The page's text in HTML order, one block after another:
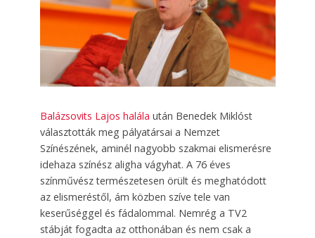
Balázsovits Lajos halála után Benedek Miklóst
választották meg pályatársai a Nemzet
Színészének, aminél nagyobb szakmai elismerésre
idehaza színész aligha vágyhat. A 76 éves
színművész természetesen örült és meghatódott
az elismeréstől, ám közben szíve tele van
keserűséggel és fádalommal. Nemrég a TV2
stábját fogadta az otthonában és nem csak a